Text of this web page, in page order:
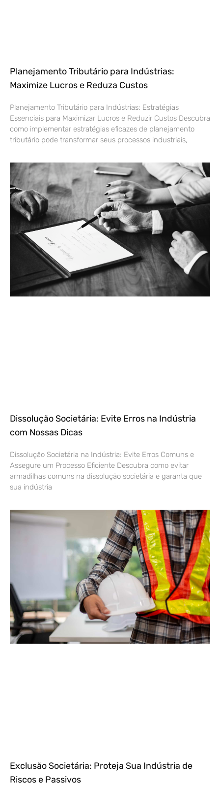
Planejamento Tributário para Indústrias:
Maximize Lucros e Reduza Custos
Planejamento Tributário para Indústrias: Estratégias
Essenciais para Maximizar Lucros e Reduzir Custos Descubra
como implementar estratégias eficazes de planejamento
tributário pode transformar seus processos industriais,
Dissolução Societária: Evite Erros na Indústria
com Nossas Dicas
Dissolução Societária na Indústria: Evite Erros Comuns e
Assegure um Processo Eficiente Descubra como evitar
armadilhas comuns na dissolução societária e garanta que
sua indústria
Exclusão Societária: Proteja Sua Indústria de
Riscos e Passivos